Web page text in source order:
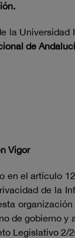
la
de
Vigor
en el artículo
de la
de gobierno
Legislativo 2/